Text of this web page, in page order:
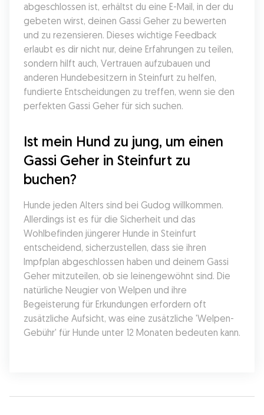
abgeschlossen ist, erhältst du eine E-Mail, in der du
gebeten wirst, deinen Gassi Geher zu bewerten
und zu rezensieren. Dieses wichtige Feedback
erlaubt es dir nicht nur, deine Erfahrungen zu teilen,
sondern hilft auch, Vertrauen aufzubauen und
anderen Hundebesitzern in Steinfurt zu helfen,
fundierte Entscheidungen zu treffen, wenn sie den
perfekten Gassi Geher für sich suchen.
Ist mein Hund zu jung, um einen
Gassi Geher in Steinfurt zu
buchen?
Hunde jeden Alters sind bei Gudog willkommen.
Allerdings ist es für die Sicherheit und das
Wohlbefinden jüngerer Hunde in Steinfurt
entscheidend, sicherzustellen, dass sie ihren
Impfplan abgeschlossen haben und deinem Gassi
Geher mitzuteilen, ob sie leinengewöhnt sind. Die
natürliche Neugier von Welpen und ihre
Begeisterung für Erkundungen erfordern oft
zusätzliche Aufsicht, was eine zusätzliche 'Welpen-
Gebühr' für Hunde unter 12 Monaten bedeuten kann.